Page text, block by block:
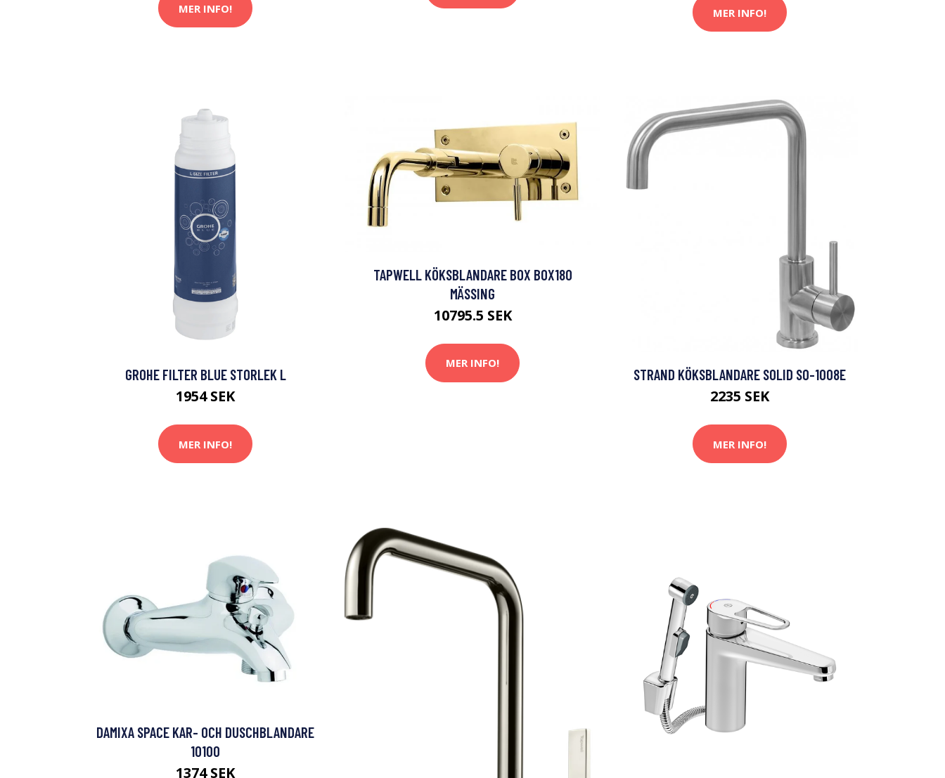
MER INFO! MER INFO!
GROHE FILTER BLUE STORLEK L
1954 SEK
MER INFO!
TAPWELL KÖKSBLANDARE BOX BOX180
MÄSSING
10795.5 SEK
MER INFO!
STRAND KÖKSBLANDARE SOLID SO-1008E
2235 SEK
MER INFO!
DAMIXA SPACE KAR- OCH DUSCHBLANDARE
10100
1374 SEK